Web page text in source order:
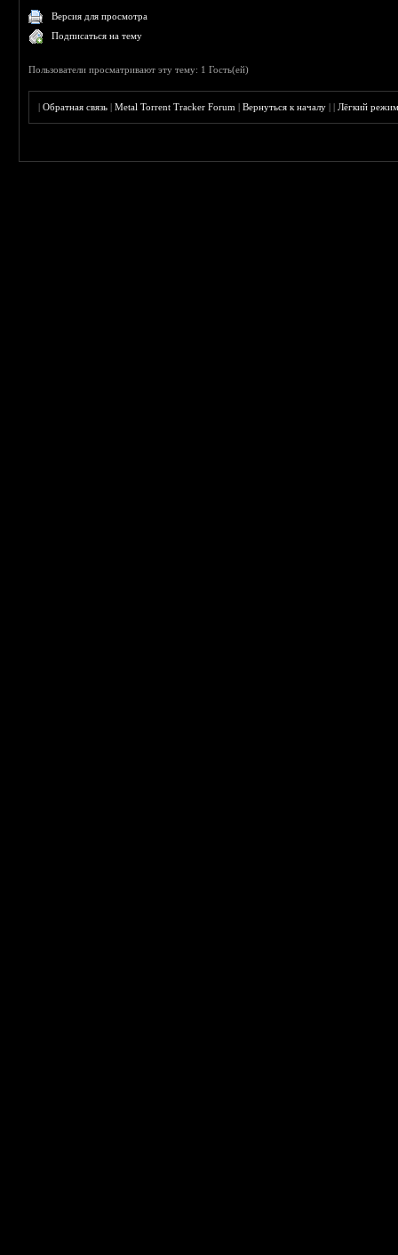
Версия для просмотра
Подписаться на тему
Пользователи просматривают эту тему: 1 Гость(ей)
|Обратная связь |Metal Torrent Tracker Forum |Вернуться к началу ||Лёгкий